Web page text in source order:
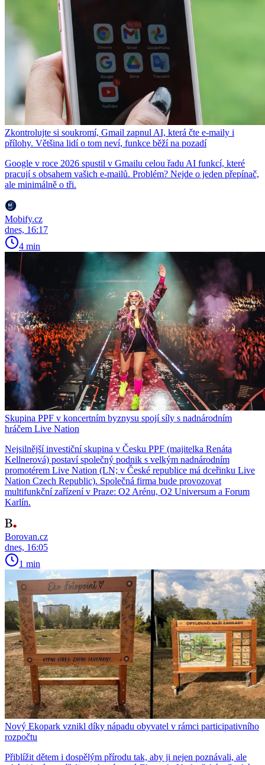
Zkontrolujte si soukromí, Gmail zapnul AI, která čte e-maily i
přílohy. Většina lidí o tom neví, funkce běží na pozadí
Google v roce 2026 spustil v Gmailu celou řadu AI funkcí, které
pracují s obsahem vašich e-mailů. Problém? Nejde o jeden přepínač,
ale minimálně o tři.
Mobify.cz
dnes, 16:17
4 min
Skupina PPF v koncertním byznysu spojí síly s nadnárodním
hráčem Live Nation
Nejsilnější investiční skupina v Česku PPF (majitelka Renáta
Kellnerová) postaví společný podnik s velkým nadnárodním
promotérem Live Nation (LN; v České republice má dceřinku Live
Nation Czech Republic). Společná firma bude provozovat
multifunkční zařízení v Praze: O2 Arénu, O2 Universum a Forum
Karlín.
Borovan.cz
dnes, 16:05
1 min
Nový Ekopark vznikl díky nápadu obyvatel v rámci participativního
rozpočtu
Přiblížit dětem i dospělým přírodu tak, aby ji nejen poznávali, ale